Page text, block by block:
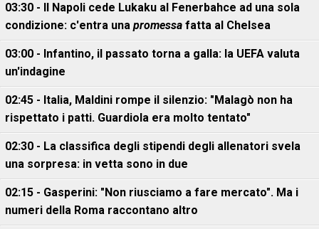
03:30 - Il Napoli cede Lukaku al Fenerbahce ad una sola
condizione: c'entra una promessa fatta al Chelsea
03:00 - Infantino, il passato torna a galla: la UEFA valuta
un'indagine
02:45 - Italia, Maldini rompe il silenzio: "Malagò non ha
rispettato i patti. Guardiola era molto tentato"
02:30 - La classifica degli stipendi degli allenatori svela
una sorpresa: in vetta sono in due
02:15 - Gasperini: "Non riusciamo a fare mercato". Ma i
numeri della Roma raccontano altro